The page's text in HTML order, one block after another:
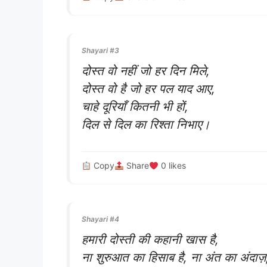
Shayari #3
दोस्त वो नहीं जो हर दिन मिले,
दोस्त वो है जो हर पल याद आए,
चाहे दूरियाँ कितनी भी हों,
दिल से दिल का रिश्ता निभाए।
Copy Share 0 likes
Shayari #4
हमारी दोस्ती की कहानी खास है,
ना शुरुआत का हिसाब है, ना अंत का